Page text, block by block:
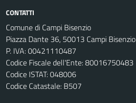
CONTATTI
Comune di Campi Bisenzio
Piazza Dante 36, 50013 Campi Bisenzio
P. IVA: 00421110487
Codice Fiscale dell'Ente: 80016750483
Codice ISTAT: 048006
Codice Catastale: B507